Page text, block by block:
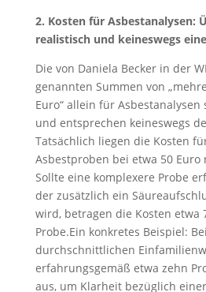
2. Kosten für Asbestanalysen:
realistisch und keineswegs
Die von Daniela Becker in der
genannten Summen von
Euro“ allein für
und entsprechen keineswegs
Tatsächlich liegen die Kosten
Asbestproben bei etwa 50 Euro
Sollte eine komplexere Probe
der zusätzlich ein
wird, betragen die Kosten etwa
Probe.Ein konkretes Beispiel:
durchschnittlichen
erfahrungsgemäß etwa zehn
aus, um Klarheit bezüglich